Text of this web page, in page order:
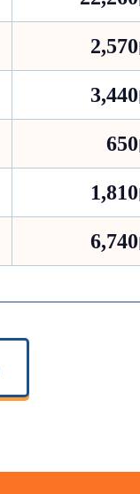
2,570
3,440
650
1,810
6,740